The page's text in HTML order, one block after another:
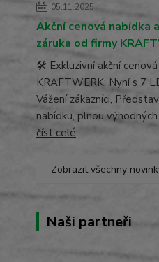
05.11.2025
Akční cenová nabídka
záruka od firmy
🛠️ Exkluzivní akční
KRAFTWERK: Nyní s 7
Vážení zákazníci,
nabídku, plnou výhodných
číst celé
Zobrazit všechny
Naši partneři